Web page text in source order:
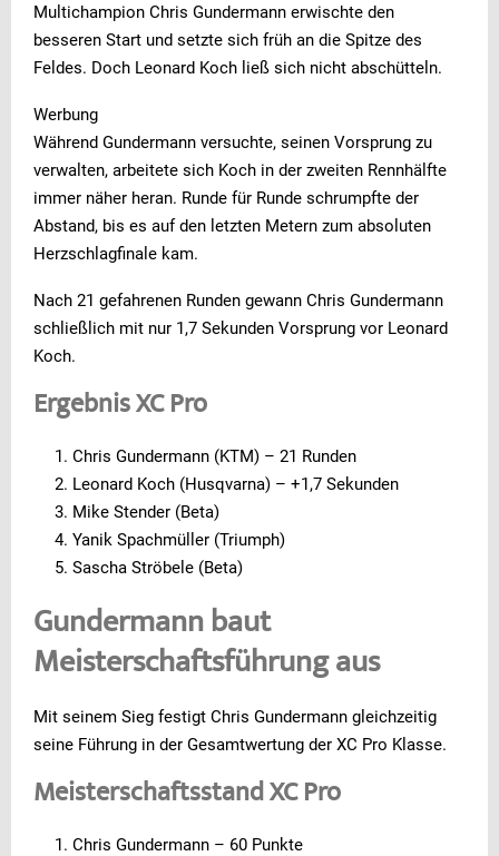
Multichampion Chris Gundermann erwischte den
besseren Start und setzte sich früh an die Spitze des
Feldes. Doch Leonard Koch ließ sich nicht abschütteln.
Werbung
Während Gundermann versuchte, seinen Vorsprung zu
verwalten, arbeitete sich Koch in der zweiten Rennhälfte
immer näher heran. Runde für Runde schrumpfte der
Abstand, bis es auf den letzten Metern zum absoluten
Herzschlagfinale kam.
Nach 21 gefahrenen Runden gewann Chris Gundermann
schließlich mit nur 1,7 Sekunden Vorsprung vor Leonard
Koch.
Ergebnis XC Pro
Chris Gundermann (KTM) – 21 Runden
Leonard Koch (Husqvarna) – +1,7 Sekunden
Mike Stender (Beta)
Yanik Spachmüller (Triumph)
Sascha Ströbele (Beta)
Gundermann baut
Meisterschaftsführung aus
Mit seinem Sieg festigt Chris Gundermann gleichzeitig
seine Führung in der Gesamtwertung der XC Pro Klasse.
Meisterschaftsstand XC Pro
Chris Gundermann – 60 Punkte